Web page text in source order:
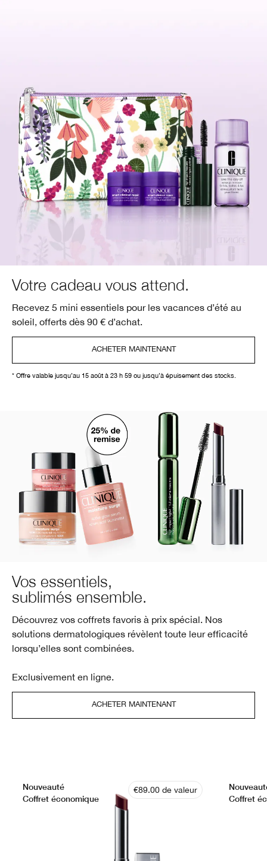
Votre cadeau vous attend.
Recevez 5 mini essentiels pour les vacances d’été au
soleil, offerts dès 90 € d’achat.
ACHETER MAINTENANT
* Offre valable jusqu’au 15 août à 23 h 59 ou jusqu’à épuisement des stocks.
Vos essentiels,
sublimés ensemble.
Découvrez vos coffrets favoris à prix spécial. Nos
solutions dermatologiques révèlent toute leur efficacité
lorsqu’elles sont combinées.
Exclusivement en ligne.
ACHETER MAINTENANT
Nouveauté
Coffret économique
€89.00 de valeur
Coffret